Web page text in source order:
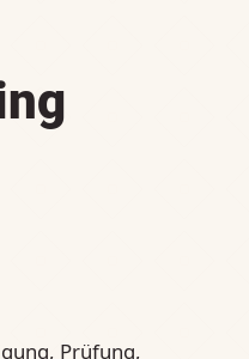
Prüfung,